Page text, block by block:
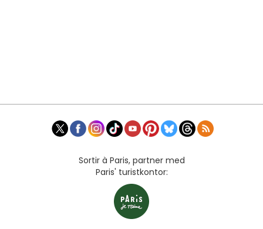
Sortir à Paris, partner med
Paris' turistkontor: